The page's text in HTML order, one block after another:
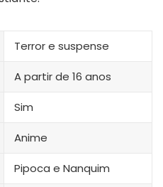
Terror e suspense
A partir de 16 anos
Sim
Anime
Pipoca e Nanquim